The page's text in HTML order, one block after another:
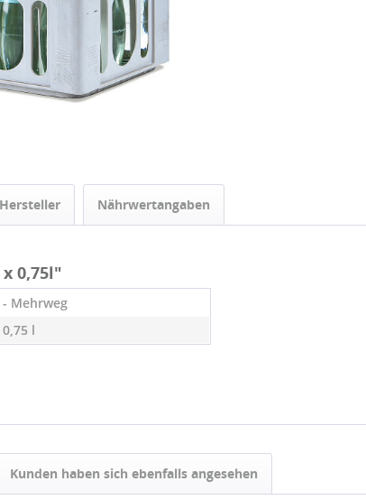
Hersteller Nährwertangaben
0,75l"
- Mehrweg
l
Kunden haben sich ebenfalls angesehen